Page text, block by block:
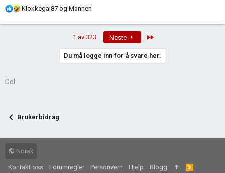
:
R
Klokkegal87 og Mannen
1 av 323 Neste
Du må logge inn for å svare her.
Del:
Brukerbidrag
Norsk
Kontakt oss Forumregler Personvern Hjelp Blogg
R